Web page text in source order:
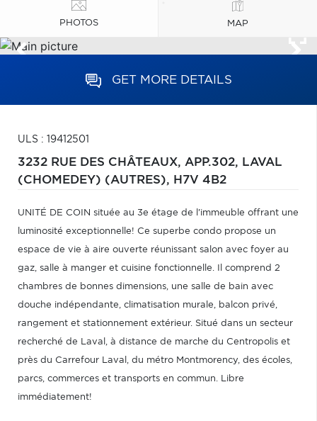
PHOTOS MAP
GET MORE DETAILS
ULS : 19412501
3232 RUE DES CHÂTEAUX, APP.302, LAVAL
(CHOMEDEY) (AUTRES), H7V 4B2
UNITÉ DE COIN située au 3e étage de l'immeuble offrant une
luminosité exceptionnelle! Ce superbe condo propose un
espace de vie à aire ouverte réunissant salon avec foyer au
gaz, salle à manger et cuisine fonctionnelle. Il comprend 2
chambres de bonnes dimensions, une salle de bain avec
douche indépendante, climatisation murale, balcon privé,
rangement et stationnement extérieur. Situé dans un secteur
recherché de Laval, à distance de marche du Centropolis et
près du Carrefour Laval, du métro Montmorency, des écoles,
parcs, commerces et transports en commun. Libre
immédiatement!